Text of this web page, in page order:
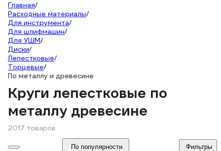
Главная/
Расходные материалы/
Для инструмента/
Для шлифмашин/
Для УШМ/
Диски/
Лепестковые/
Торцевые/
По металлу и древесине
Круги лепестковые по
металлу древесине
2017 товаров
По популярности Фильтры